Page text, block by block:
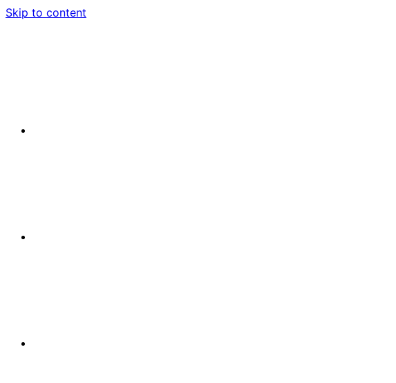
Skip to content